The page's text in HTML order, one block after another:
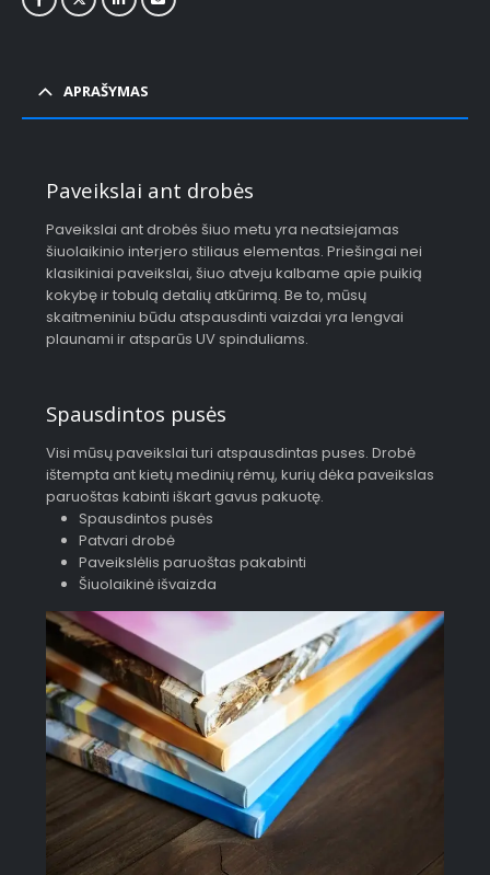
APRAŠYMAS
Paveikslai ant drobės
Paveikslai ant drobės šiuo metu yra neatsiejamas
šiuolaikinio interjero stiliaus elementas. Priešingai nei
klasikiniai paveikslai, šiuo atveju kalbame apie puikią
kokybę ir tobulą detalių atkūrimą. Be to, mūsų
skaitmeniniu būdu atspausdinti vaizdai yra lengvai
plaunami ir atsparūs UV spinduliams.
Spausdintos pusės
Visi mūsų paveikslai turi atspausdintas puses. Drobė
ištempta ant kietų medinių rėmų, kurių dėka paveikslas
paruoštas kabinti iškart gavus pakuotę.
Spausdintos pusės
Patvari drobė
Paveikslėlis paruoštas pakabinti
Šiuolaikinė išvaizda